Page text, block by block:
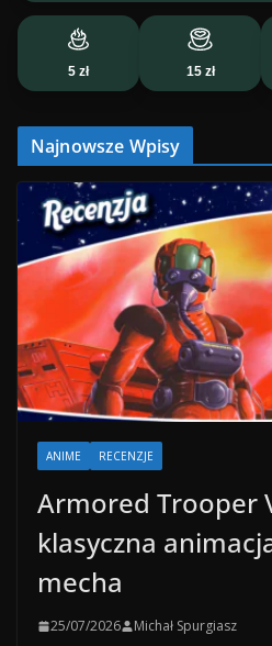
5 zł 15 zł
Najnowsze Wpisy
ANIME RECENZJE
Armored Trooper
klasyczna
mecha
25/07/2026 Michał Spurgiasz